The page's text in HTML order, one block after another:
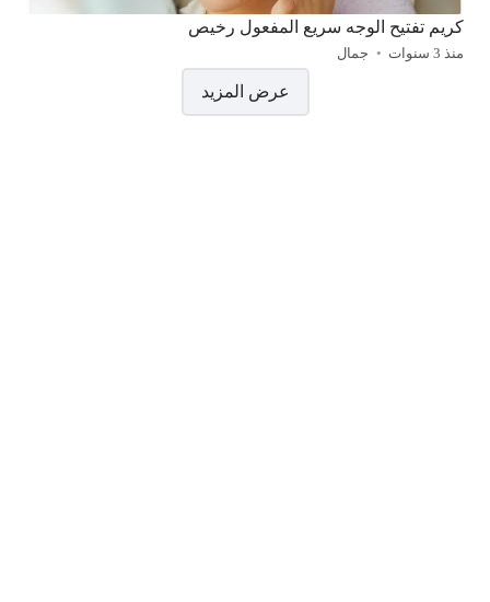
كريم تفتيح الوجه سريع المفعول رخيص
منذ 3 سنوات جمال
عرض المزيد